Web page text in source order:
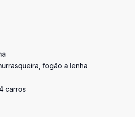
fogão a lenha
carros